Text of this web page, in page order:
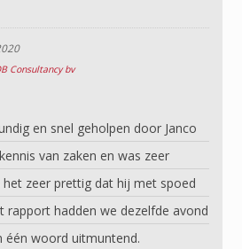
Consultancy bv
en snel geholpen door Janco
van zaken en was zeer
het zeer prettig dat hij met spoed
rapport hadden we dezelfde avond
één woord uitmuntend.